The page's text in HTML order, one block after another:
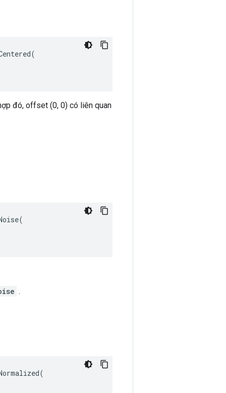
đó, offset (0, 0) có liên quan
.